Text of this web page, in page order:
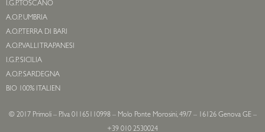
I.G.P. TOSCANO
A.O.P. UMBRIA
A.O.P. TERRA DI BARI
A.O.P. VALLI TRAPANESI
I.G.P. SICILIA
A.O.P. SARDEGNA
BIO 100% ITALIEN
© 2017 Primoli – P.Iva 01165110998 – Molo Ponte Morosini, 49/7 – 16126 Genova GE –
+39 010 2530024